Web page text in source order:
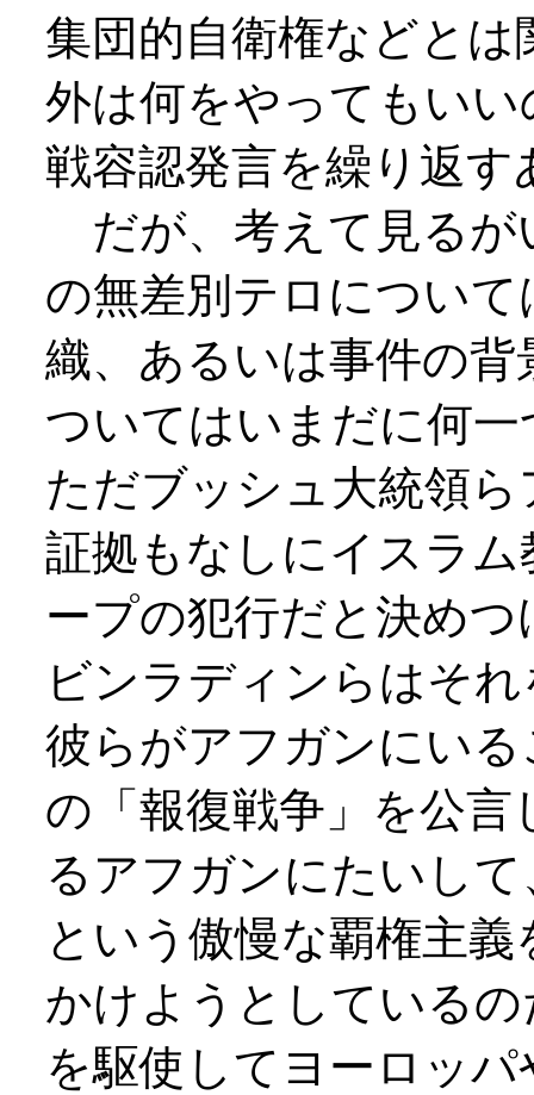
集団的自衛権などと
外は何をやってもい
戦容認発言を繰り返す
だが、考えて見るが
の無差別テロについ
織、あるいは事件の
ついてはいまだに何
ただブッシュ大統領
証拠もなしにイスラ
ープの犯行だと決め
ビンラディンらはそ
彼らがアフガンにい
の「報復戦争」を公
るアフガンにたいし
という傲慢な覇権主
かけようとしている
を駆使してヨーロッ